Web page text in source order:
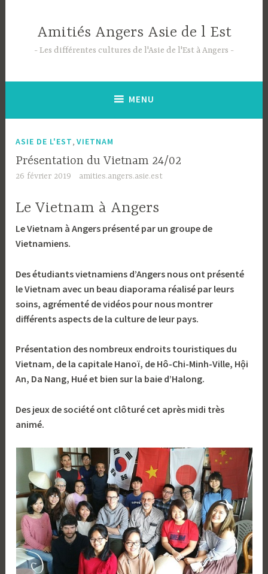
principal
Amitiés Angers Asie de l Est
Les différentes cultures de l'Asie de l'Est à Angers
MENU
ASIE DE L'EST,VIETNAM
Présentation du Vietnam 24/02
26 février 2019 amities.angers.asie.est
Le Vietnam à Angers
Le Vietnam à Angers présenté par un groupe de
Vietnamiens.
Des étudiants vietnamiens d’Angers nous ont présenté
le Vietnam avec un beau diaporama réalisé par leurs
soins, agrémenté de vidéos pour nous montrer
différents aspects de la culture de leur pays.
Présentation des nombreux endroits touristiques du
Vietnam, de la capitale Hanoï, de Hô-Chi-Minh-Ville, Hội
An, Da Nang, Hué et bien sur la baie d’Halong.
Des jeux de société ont clôturé cet après midi très
animé.